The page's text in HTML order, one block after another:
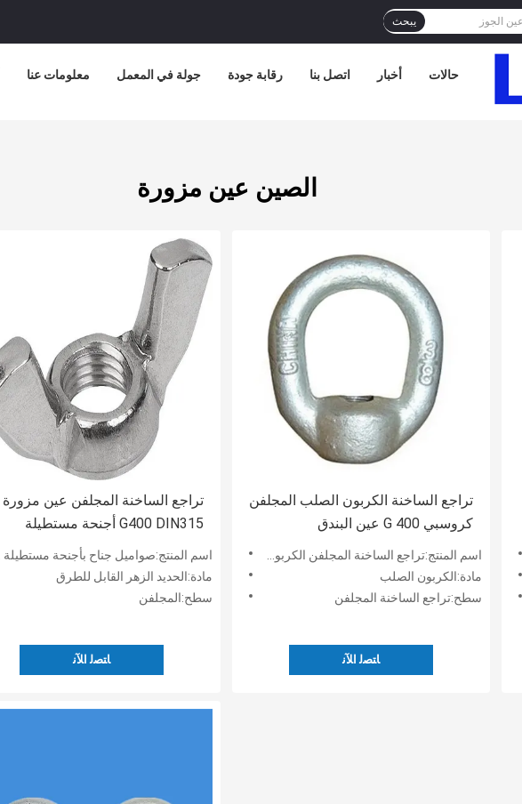
يبحث
معلومات عنا جولة في المعمل رقابة جودة اتصل بنا أخبار حالات
الصين عين مزورة
تراجع الساخنة المجلفن عين مزورة
G400 DIN315 أجنحة مستطيلة
اسم المنتج:صواميل جناح بأجنحة مستطيلة DIN 315 A
مادة:الحديد الزهر القابل للطرق
سطح:المجلفن
ﺎﺘﺼﻟ ﺍﻶﻧ
تراجع الساخنة الكربون الصلب المجلفن
كروسبي G 400 عين البندق
اسم المنتج:تراجع الساخنة المجلفن الكربون الصلب G400 العين الجوز
مادة:الكربون الصلب
سطح:تراجع الساخنة المجلفن
ﺎﺘﺼﻟ ﺍﻶﻧ